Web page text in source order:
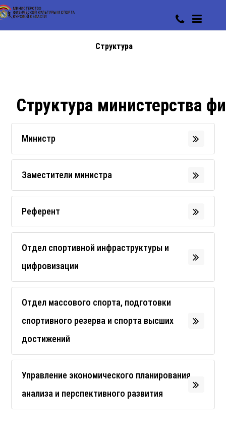
Структура
Структура министерства
Министр
Заместители министра
Референт
Отдел спортивной инфраструктуры и
цифровизации
Отдел массового спорта, подготовки
спортивного резерва и спорта высших
достижений
Управление экономического планирования,
анализа и перспективного развития